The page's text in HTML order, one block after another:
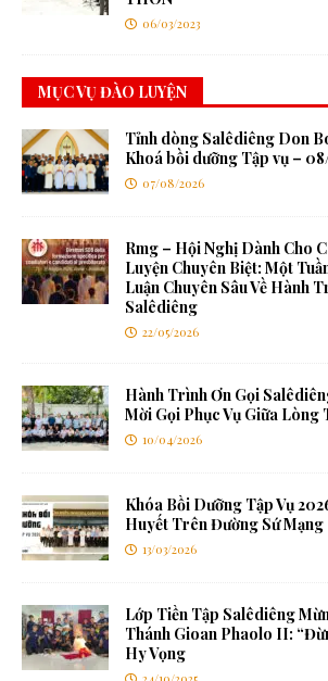
06/03/2023
MỤC VỤ ĐÀO LUYỆN
Tỉnh dòng Salêdiêng Don
Khoá bồi dưỡng Tập vụ –
07/08/2026
Rmg – Hội Nghị Dành Cho
Luyện Chuyên Biệt: Một
Luận Chuyên Sâu Về Hành
Salêdiêng
22/05/2026
Hành Trình Ơn Gọi
Mời Gọi Phục Vụ Giữa Lòng
10/04/2026
Khóa Bồi Dưỡng Tập Vụ
Huyết Trên Đường Sứ Mạng
13/03/2026
Lớp Tiền Tập Salêdiêng
Thánh Gioan Phaolo II:
Hy Vọng